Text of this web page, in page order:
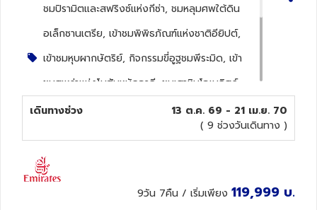
ชมปิรามิตและสฟริงซ์แห่งกีซ่า, ชมหลุมศพใต้ดิน
อเล็กซานเตรีย, เข้าชมพิพิธภัณฑ์แห่งชาติอียิปต์,
เข้าชมหุบผากษัตริย์, กิจกรรมขี่อูฐชมพีระมิด, เข้า
ชมสุเหร่าแห่งโมฮัมหมัดอาลี, ชมเสาหินโอเบลิสก์,
ชมวิหารเอ็ดฟู, ชมวิหารคาร์นัค, ชมวิหารลุกซอร์
เมืองอเล็กซานเดรีย, หลุมศพใต้ดินแห่งอเล็กซาน
เดรีย, เสาปอมเปย์, ป้อมปราการเก่าแก่, ห้องสมุด
อเล็กซ์ซานเดรีย, สาธิตวิธีทำกระดาษปาปิรุส, กรุง
เดินทางช่วง
13 ต.ค. 69 - 21 เม.ย. 70
( 9 ช่วงวันเดินทาง )
9วัน 7คืน / เริ่มเพียง 119,999 บ.
ทัวร์บาหลี
ทัวร์นิวซีแลนด์